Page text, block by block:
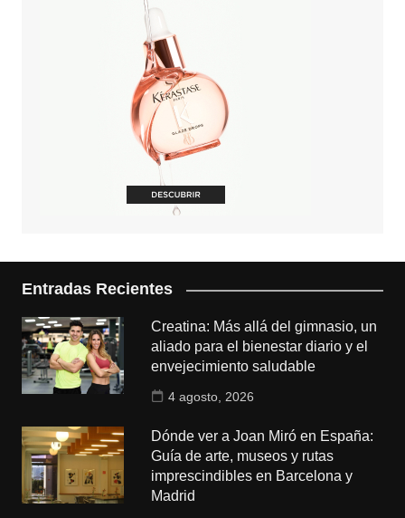
Entradas Recientes
Creatina: Más allá del gimnasio, un
aliado para el bienestar diario y el
envejecimiento saludable
4 agosto, 2026
Dónde ver a Joan Miró en España:
Guía de arte, museos y rutas
imprescindibles en Barcelona y
Madrid